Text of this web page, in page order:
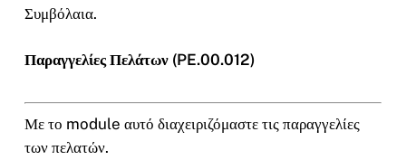
Συμβόλαια.
Παραγγελίες Πελάτων (PE.00.012)
Με το module αυτό διαχειριζόμαστε τις παραγγελίες
των πελατών.